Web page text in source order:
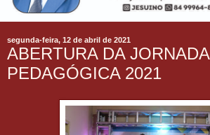
segunda-feira, 12 de abril de 2021
ABERTURA DA JORNADA
PEDAGÓGICA 2021